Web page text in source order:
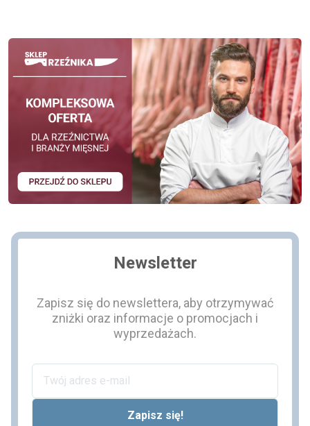
Newsletter
Zapisz się do newslettera, aby otrzymywać
zniżki oraz informacje o promocjach i
wyprzedażach.